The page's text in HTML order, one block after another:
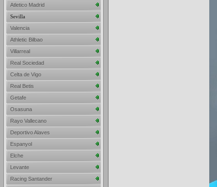
Atletico Madrid
Sevilla
Valencia
Athletic Bilbao
Villarreal
Real Sociedad
Celta de Vigo
Real Betis
Getafe
Osasuna
Rayo Vallecano
Deportivo Alaves
Espanyol
Elche
Levante
Racing Santander